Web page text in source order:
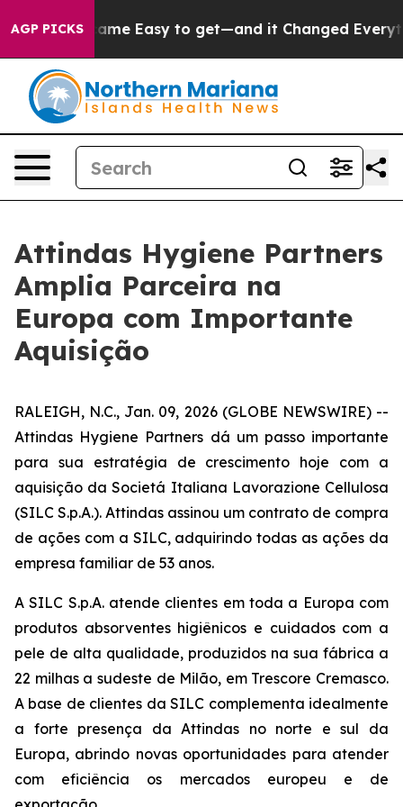
AGP PICKS
Became Easy to get—and it Changed Everything
Attindas Hygiene Partners
Amplia Parceira na
Europa com Importante
Aquisição
RALEIGH, N.C., Jan. 09, 2026 (GLOBE NEWSWIRE) --
Attindas Hygiene Partners dá um passo importante
para sua estratégia de crescimento hoje com a
aquisição da Societá Italiana Lavorazione Cellulosa
(SILC S.p.A.). Attindas assinou um contrato de compra
de ações com a SILC, adquirindo todas as ações da
empresa familiar de 53 anos.
A SILC S.p.A. atende clientes em toda a Europa com
produtos absorventes higiênicos e cuidados com a
pele de alta qualidade, produzidos na sua fábrica a
22 milhas a sudeste de Milão, em Trescore Cremasco.
A base de clientes da SILC complementa idealmente
a forte presença da Attindas no norte e sul da
Europa, abrindo novas oportunidades para atender
com eficiência os mercados europeu e de